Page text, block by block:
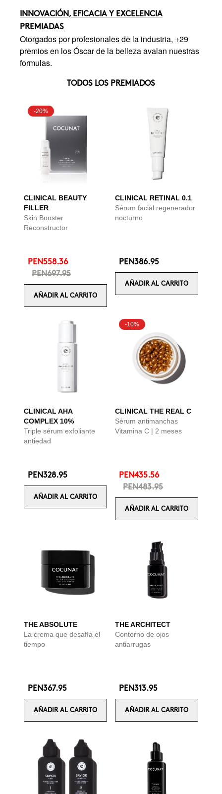
INNOVACIÓN, EFICACIA Y EXCELENCIA
PREMIADAS
Otorgados por profesionales de la industria, +29
premios en los Óscar de la belleza avalan nuestras
formulas.
TODOS LOS PREMIADOS
-20%
CLINICAL BEAUTY
FILLER
Skin Booster
Reconstructor
PEN558.36
PEN697.95
AÑADIR AL CARRITO
CLINICAL RETINAL 0.1
Sérum facial regenerador
nocturno
PEN386.95
AÑADIR AL CARRITO
CLINICAL AHA
COMPLEX 10%
Triple sérum exfoliante
antiedad
PEN328.95
AÑADIR AL CARRITO
-10%
CLINICAL THE REAL C
Sérum antimanchas
Vitamina C | 2 meses
PEN435.56
PEN483.95
AÑADIR AL CARRITO
THE ABSOLUTE
La crema que desafía el
tiempo
PEN367.95
AÑADIR AL CARRITO
THE ARCHITECT
Contorno de ojos
antiarrugas
PEN313.95
AÑADIR AL CARRITO